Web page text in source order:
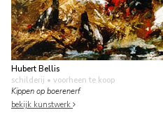
Hubert Bellis
schilderij • voorheen te koop
Kippen op boerenerf
bekijk kunstwerk